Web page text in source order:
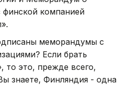
компанией
меморандумы с
Если брать
то это, прежде всего,
знаете, Финляндия - одна